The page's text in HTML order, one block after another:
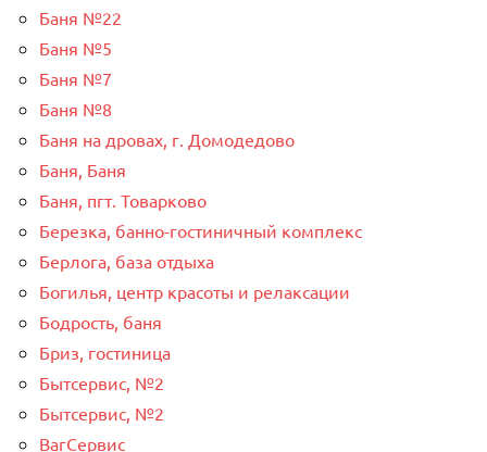
Баня №22
Баня №5
Баня №7
Баня №8
Баня на дровах, г. Домодедово
Баня, Баня
Баня, пгт. Товарково
Березка, банно-гостиничный комплекс
Берлога, база отдыха
Богилья, центр красоты и релаксации
Бодрость, баня
Бриз, гостиница
Бытсервис, №2
Бытсервис, №2
ВагСервис